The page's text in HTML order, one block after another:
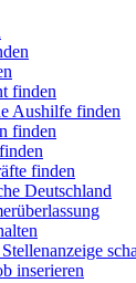
finden
Aushilfe finden
finden
finden
Deutschland
inserieren